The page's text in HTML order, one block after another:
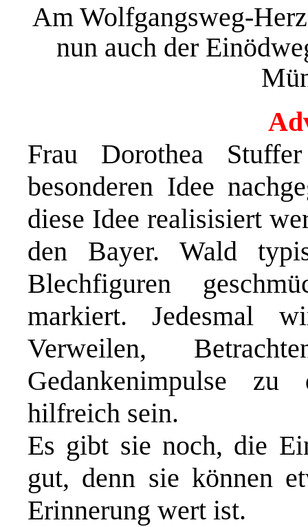
Am Wolfgangsweg-
nun auch der
Frau Dorothea
besonderen Idee
diese Idee realisisiert
den Bayer. Wald
Blechfiguren
markiert. Jedesmal
Verweilen,
Gedankenimpulse
hilfreich sein.
Es gibt sie noch, die
gut, denn sie können
Erinnerung wert ist.